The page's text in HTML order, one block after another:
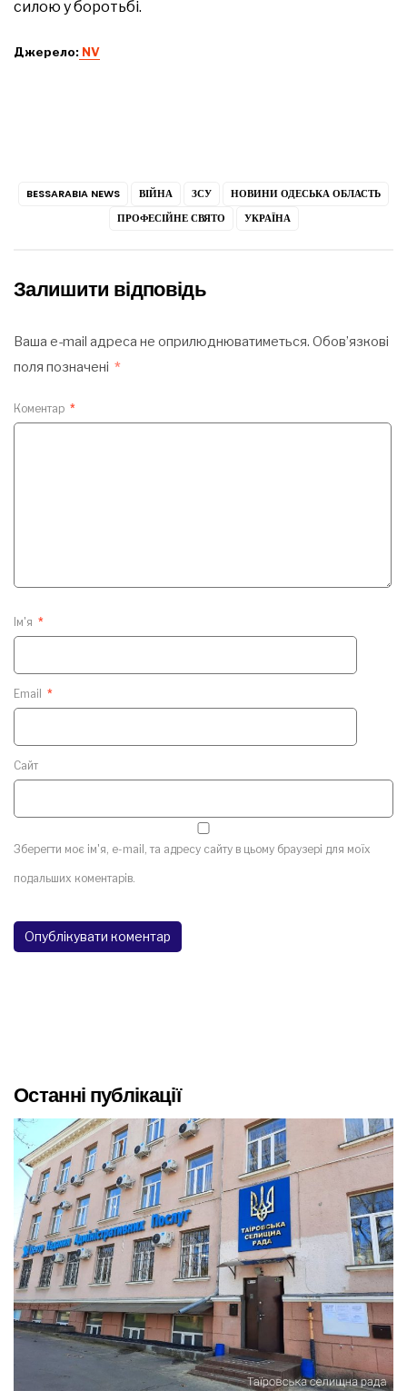
силою у боротьбі.
Джерело: NV
BESSARABIA NEWS ВІЙНА ЗСУ
НОВИНИ ОДЕСЬКА ОБЛАСТЬ
ПРОФЕСІЙНЕ СВЯТО
УКРАЇНА
Залишити відповідь
Ваша e-mail адреса не оприлюднюватиметься. Обов’язкові
поля позначені *
Коментар *
Ім'я *
Email *
Сайт
Зберегти моє ім'я, e-mail, та адресу сайту в цьому браузері для моїх
подальших коментарів.
Останні публікації